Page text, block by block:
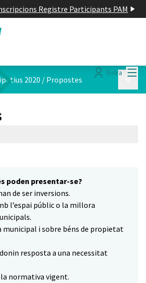
Registre Participants PAM
Entra
2020 / Propostes
poden presentar-se?
de ser inversions.
l’espai públic o la millora
municipal i sobre béns de propietat
resposta a una necessitat
normativa vigent.